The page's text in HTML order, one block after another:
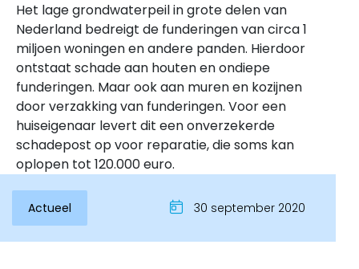
Het lage grondwaterpeil in grote delen van
Nederland bedreigt de funderingen van circa 1
miljoen woningen en andere panden. Hierdoor
ontstaat schade aan houten en ondiepe
funderingen. Maar ook aan muren en kozijnen
door verzakking van funderingen. Voor een
huiseigenaar levert dit een onverzekerde
schadepost op voor reparatie, die soms kan
oplopen tot 120.000 euro.
Actueel 30 september 2020